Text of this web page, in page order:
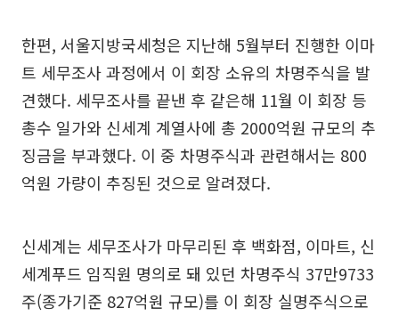
한편, 서울지방국세청은 지난해 5월부터 진행한 이마
트 세무조사 과정에서 이 회장 소유의 차명주식을 발
견했다. 세무조사를 끝낸 후 같은해 11월 이 회장 등
총수 일가와 신세계 계열사에 총 2000억원 규모의 추
징금을 부과했다. 이 중 차명주식과 관련해서는 800
억원 가량이 추징된 것으로 알려졌다.
신세계는 세무조사가 마무리된 후 백화점, 이마트, 신
세계푸드 임직원 명의로 돼 있던 차명주식 37만9733
주(종가기준 827억원 규모)를 이 회장 실명주식으로